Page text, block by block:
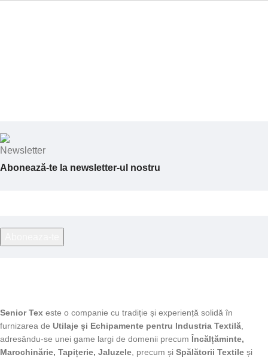
Abonează-te la newsletter-ul nostru
Senior Tex este o companie cu tradiție și experiență solidă în
furnizarea de Utilaje și Echipamente pentru Industria Textilă,
adresându-se unei game largi de domenii precum Încălțăminte,
Marochinărie, Tapițerie, Jaluzele, precum și Spălătorii Textile și